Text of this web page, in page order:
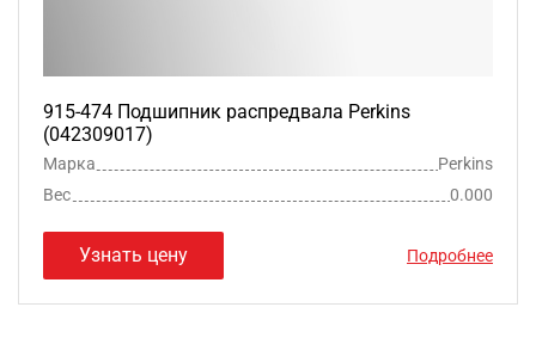
915-474 Подшипник распредвала Perkins
(042309017)
Марка
Perkins
Вес
0.000
Узнать цену Подробнее